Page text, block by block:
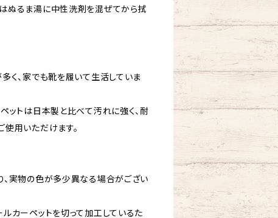
ぬるま湯に中性洗剤を混ぜてから拭
く、家でも靴を履いて生活していま
ットは日本製と比べて汚れに強く、耐
用いただけます。
実物の色が多少異なる場合がござい
カーペットを切って加工しているた